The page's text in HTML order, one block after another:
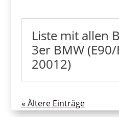
Liste mit allen
3er BMW
20012)
« Ältere Einträge